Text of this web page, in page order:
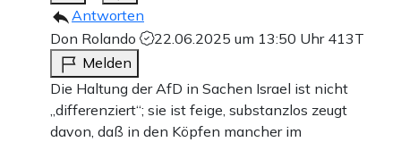
Antworten
Don Rolando
22.06.2025 um 13:50 Uhr 413T
Melden
Die Haltung der AfD in Sachen Israel ist nicht
„differenziert“; sie ist feige, substanzlos zeugt
davon, daß in den Köpfen mancher im